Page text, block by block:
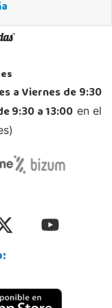
(A-42 Salida 21 Parla
a Viernes de 9:30
9:30 a 13:00 en el